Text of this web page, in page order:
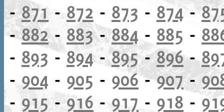
-871-872 - 873 - 874-
-882- 883-884 - 885 -
- 893 -894-895-896-
- 904 - 905 - 906-907-
- 915 -916 - 917 - 918 -